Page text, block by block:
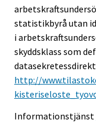
statistikbyrå utan
i
skyddsklass som
http://
Informationstjänst